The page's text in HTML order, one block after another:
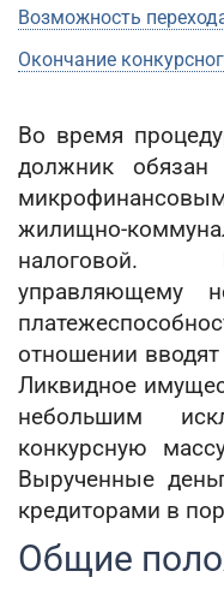
Под кредит
Для тендера
С историей и оборотами
ИТ-компании
Оценочные компании
Готовые нулевые
Готовые фирмы по
Готовые фирмы ЖКХ
Бухгалтерские
Проектные компании
Туристические фирмы
Торговые компании
Регистрация МФО
Внесение в реестр МФО
Услуга банкротства
Банкротство
Банкротство
Банкротство ООО
Процедура банкротства
Банкротство ИП
Банкротство фирмы
Упрощенное
Возможность
Окончание
Во время
должник обязан
жилищно-
налоговой.
управляющему
отношении
Ликвидное
небольшим
конкурсную
Вырученные
кредиторами в
Общие